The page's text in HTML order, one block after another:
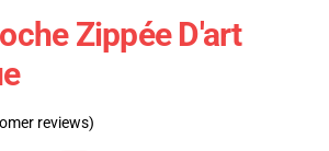
Zippée D'art
reviews)